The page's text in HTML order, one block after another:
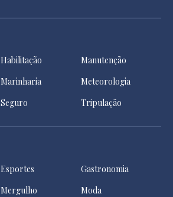
Habilitação
Manutenção
Marinharia
Meteorologia
Seguro Tripulação
Esportes
Gastronomia
Mergulho
Moda